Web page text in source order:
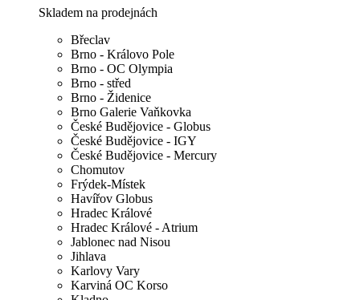
Skladem na prodejnách
Břeclav
Brno - Královo Pole
Brno - OC Olympia
Brno - střed
Brno - Židenice
Brno Galerie Vaňkovka
České Budějovice - Globus
České Budějovice - IGY
České Budějovice - Mercury
Chomutov
Frýdek-Místek
Havířov Globus
Hradec Králové
Hradec Králové - Atrium
Jablonec nad Nisou
Jihlava
Karlovy Vary
Karviná OC Korso